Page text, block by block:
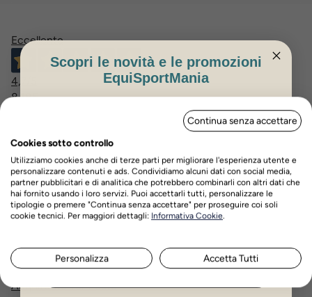
Eccellente
4,7
8.185
Le nostre recensioni a 4 e 5 stelle.
Clicca qui per leggerle tutte >
Precedente
Successivo
2 Giorni Fa
attento nella preparazione degli ordini.
Acquirente verificato
Continua senza accettare
Cookies sotto controllo
Utilizziamo cookies anche di terze parti per migliorare l'esperienza utente e
personalizzare contenuti e ads. Condividiamo alcuni dati con social media,
partner pubblicitari e di analitica che potrebbero combinarli con altri dati che
hai fornito usando i loro servizi. Puoi accettarli tutti, personalizzare le
tipologie o premere "Continua senza accettare" per proseguire coi soli
cookie tecnici. Per maggiori dettagli: Informativa Cookie
Personalizza Accetta Tutti
Scopri le novità e le promozioni
EquiSportMania
ISCRIVITI PER OTTENERE IL 5%
DI SCONTO
Nome Cognome